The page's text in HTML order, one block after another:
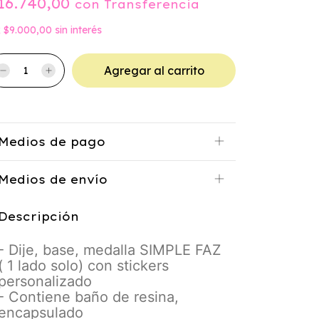
con Transferencia
$9.000,00 sin interés
de pago
de envío
Dije, base, medalla SIMPLE FAZ
1 lado solo) con stickers
Contiene baño de resina,